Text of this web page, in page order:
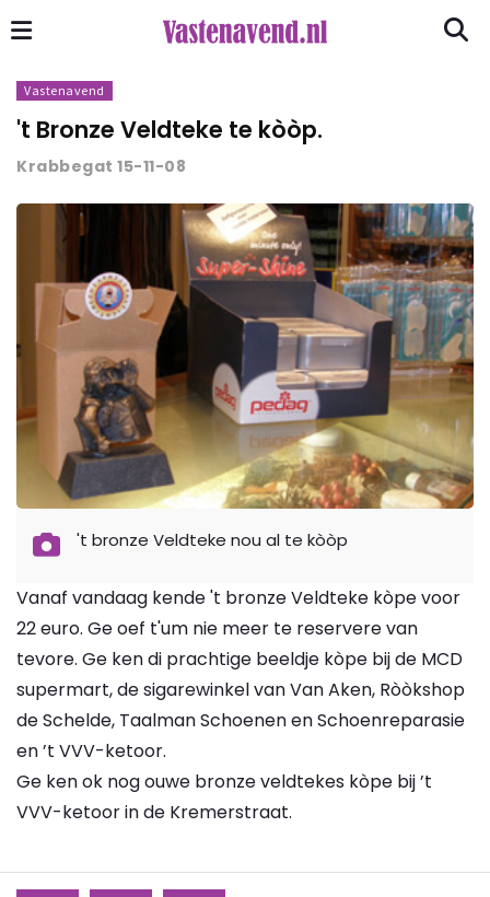
Vastenavend
't Bronze Veldteke te kòòp.
Krabbegat 15-11-08
't bronze Veldteke nou al te kòòp
Vanaf vandaag kende 't bronze Veldteke kòpe voor
22 euro. Ge oef t'um nie meer te reservere van
tevore. Ge ken di prachtige beeldje kòpe bij de MCD
supermart, de sigarewinkel van Van Aken, Ròòkshop
de Schelde, Taalman Schoenen en Schoenreparasie
en ’t VVV-ketoor.
Ge ken ok nog ouwe bronze veldtekes kòpe bij ’t
VVV-ketoor in de Kremerstraat.